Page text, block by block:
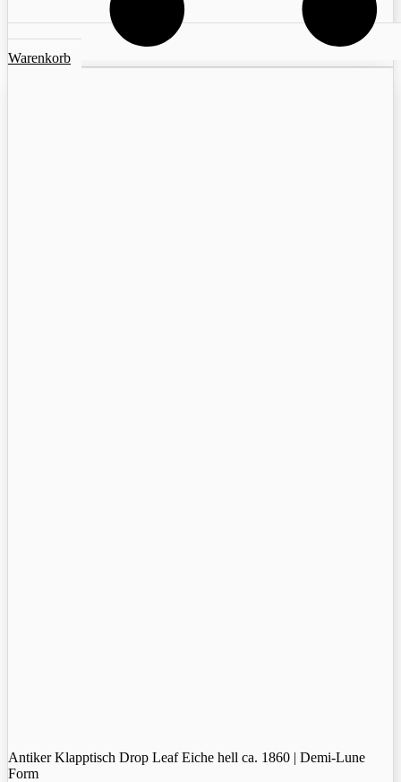
Warenkorb
Antiker Klapptisch Drop Leaf Eiche hell ca. 1860 | Demi-Lune
Form